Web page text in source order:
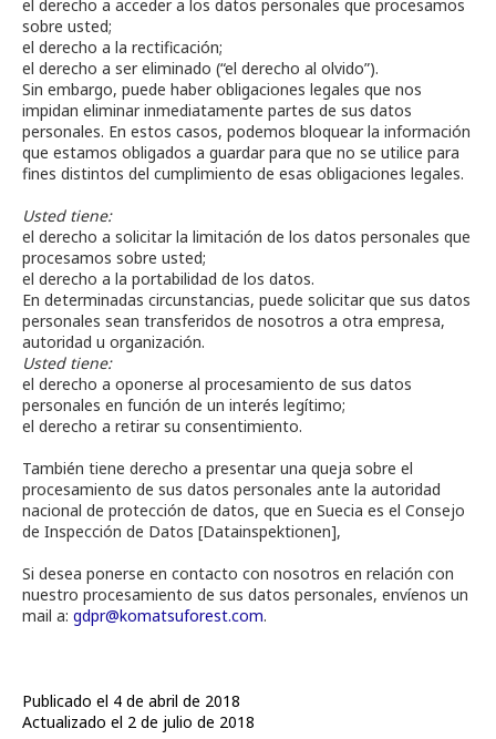
el derecho a acceder a los datos personales que procesamos
sobre usted;
el derecho a la rectificación;
el derecho a ser eliminado (“el derecho al olvido”).
Sin embargo, puede haber obligaciones legales que nos
impidan eliminar inmediatamente partes de sus datos
personales. En estos casos, podemos bloquear la información
que estamos obligados a guardar para que no se utilice para
fines distintos del cumplimiento de esas obligaciones legales.
Usted tiene:
el derecho a solicitar la limitación de los datos personales que
procesamos sobre usted;
el derecho a la portabilidad de los datos.
En determinadas circunstancias, puede solicitar que sus datos
personales sean transferidos de nosotros a otra empresa,
autoridad u organización.
Usted tiene:
el derecho a oponerse al procesamiento de sus datos
personales en función de un interés legítimo;
el derecho a retirar su consentimiento.
También tiene derecho a presentar una queja sobre el
procesamiento de sus datos personales ante la autoridad
nacional de protección de datos, que en Suecia es el Consejo
de Inspección de Datos [Datainspektionen],
Si desea ponerse en contacto con nosotros en relación con
nuestro procesamiento de sus datos personales, envíenos un
mail a: gdpr@komatsuforest.com.
Publicado el 4 de abril de 2018
Actualizado el 2 de julio de 2018